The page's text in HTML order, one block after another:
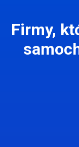
Firmy,